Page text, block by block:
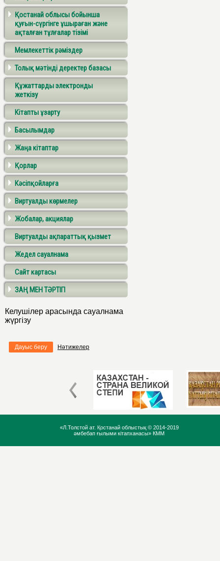
Қостанай облысы бойынша
қуғын-сүргінге ұшыраған және
ақталған тұлғалар тізімі
Мемлекеттік рәміздер
Толық мәтінді деректер базасы
Құжаттарды электронды
жеткізу
Кітапты ұзарту
Басылымдар
Жаңа кітаптар
Қорлар
Кәсіпқойларға
Виртуалды көрмелер
Жобалар, акциялар
Виртуалды ақпараттық қызмет
Жедел сауалнама
Сайт картасы
ЗАҢ МЕН ТӘРТІП
Келушілер арасында сауалнама
жүргізу
Дауыс беру Нәтижелер
«Л.Толстой ат. Қостанай облыстық © 2014-2019
әмбебап ғылыми кітапханасы» КММ